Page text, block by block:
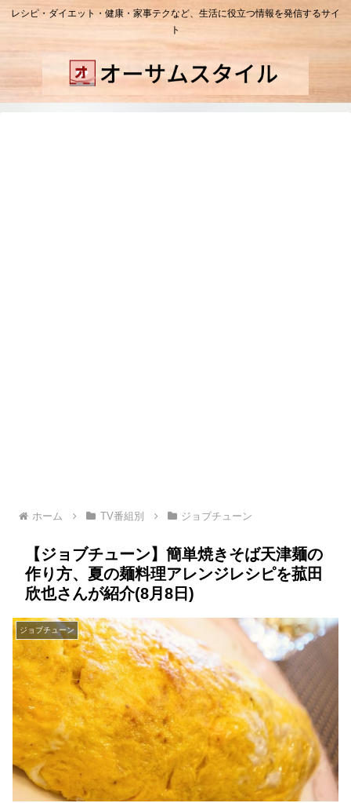
レシピ・ダイエット・健康・家事テクなど、生活に役立つ情報を発信するサイ
ト
ホーム TV番組別 ジョブチューン
【ジョブチューン】簡単焼きそば天津麺の
作り方、夏の麺料理アレンジレシピを菰田
欣也さんが紹介(8月8日)
ジョブチューン